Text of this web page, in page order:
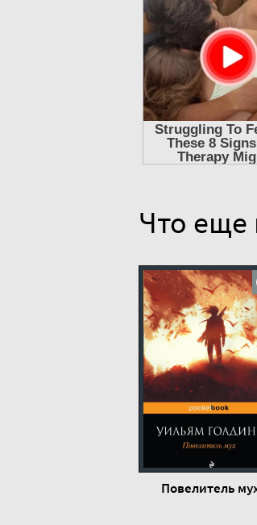
Повелитель мух 10
Повелитель мух 11
Повелитель мух 12
Что еще
Повелитель